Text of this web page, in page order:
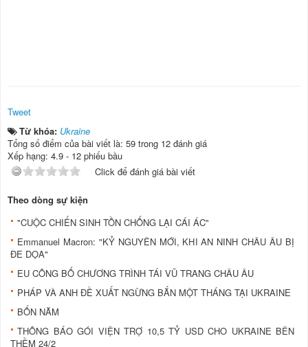
Tweet
Từ khóa: Ukraine
Tổng số điểm của bài viết là: 59 trong 12 đánh giá
Xếp hạng: 4.9 - 12 phiếu bầu
Click để đánh giá bài viết
Theo dòng sự kiện
"CUỘC CHIẾN SINH TỒN CHỐNG LẠI CÁI ÁC"
Emmanuel Macron: "KỶ NGUYÊN MỚI, KHI AN NINH CHÂU ÂU BỊ
ĐE DỌA"
EU CÔNG BỐ CHƯƠNG TRÌNH TÁI VŨ TRANG CHÂU ÂU
PHÁP VÀ ANH ĐỀ XUẤT NGỪNG BẮN MỘT THÁNG TẠI UKRAINE
BỐN NĂM
THÔNG BÁO GÓI VIỆN TRỢ 10,5 TỶ USD CHO UKRAINE BÊN
THỀM 24/2